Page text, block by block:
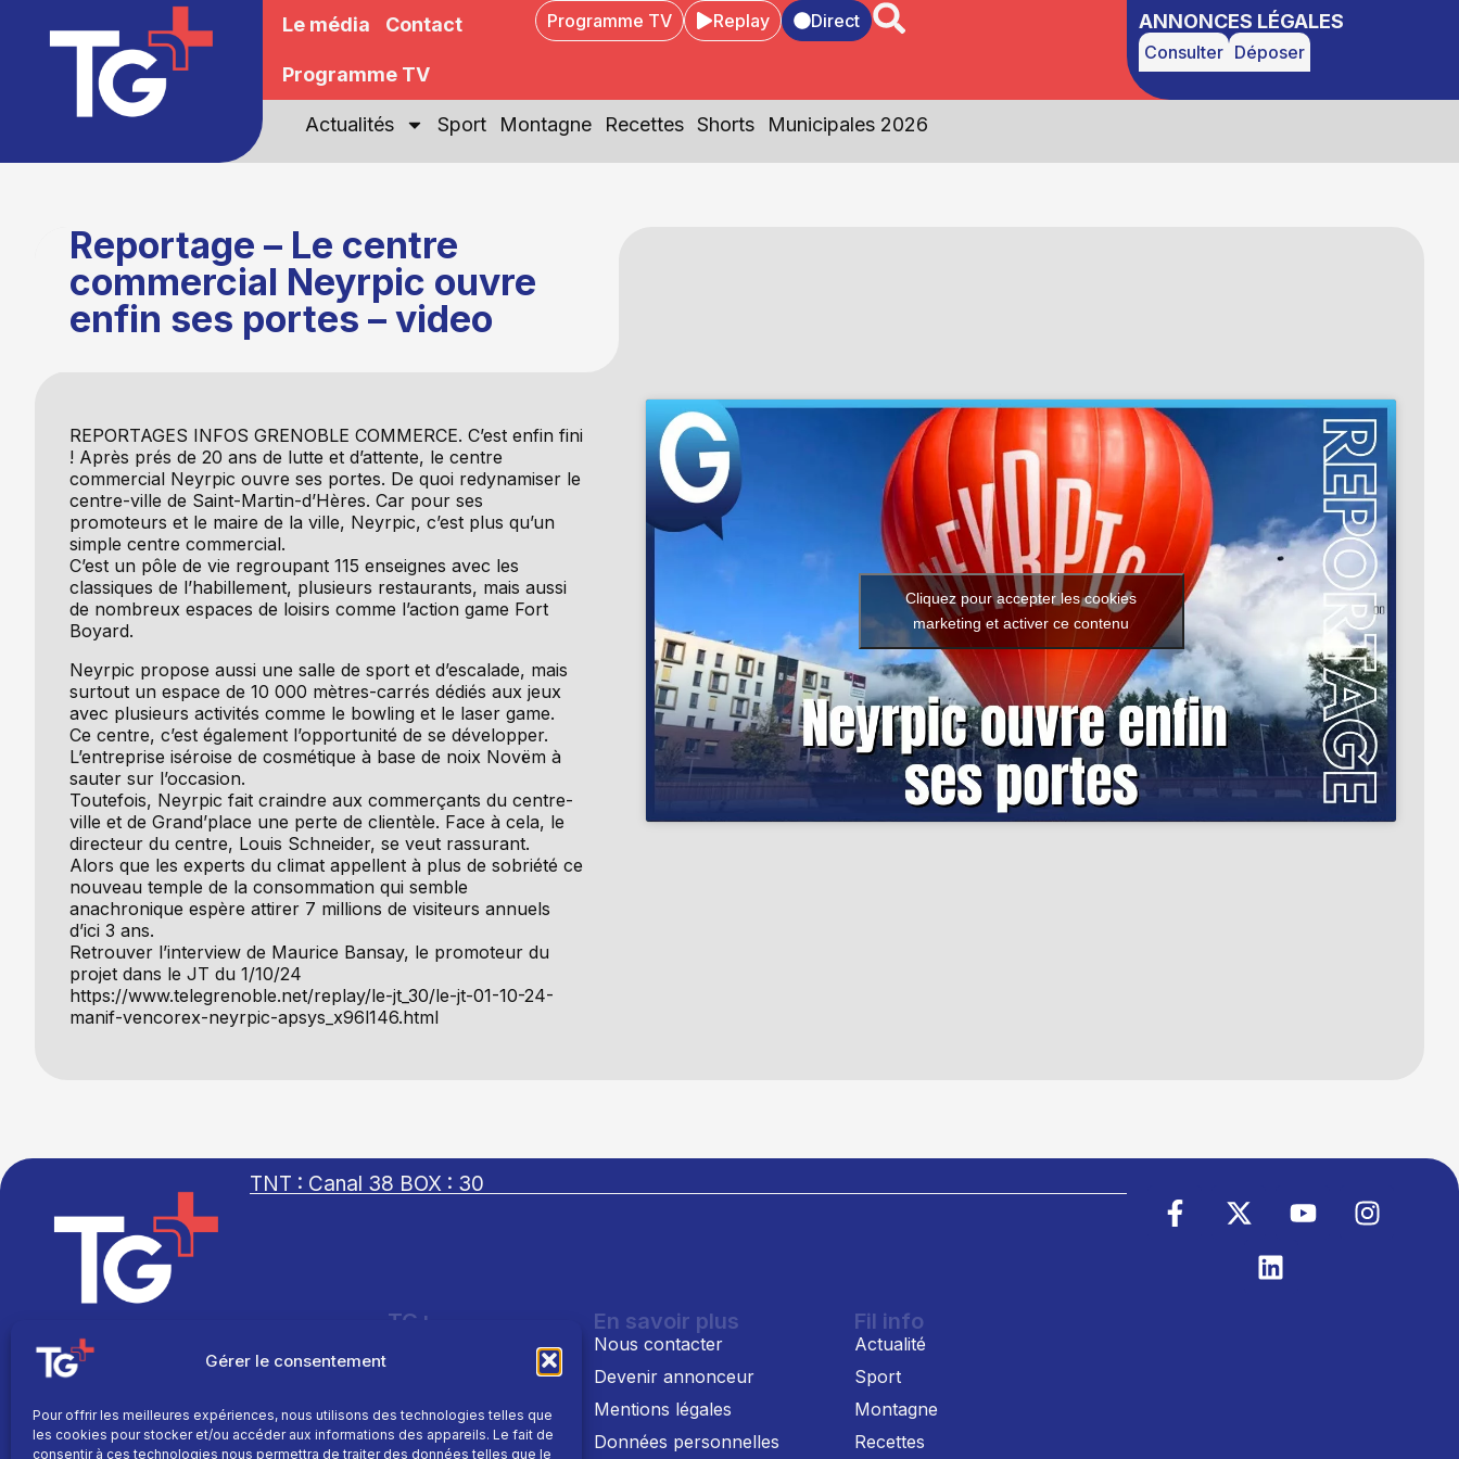
Gérer le consentement
Pour offrir les meilleures expériences, nous utilisons des technologies telles que
les cookies pour stocker et/ou accéder aux informations des appareils. Le fait de
consentir à ces technologies nous permettra de traiter des données telles que le
Le média Contact
Programme TV
Programme TV Replay Direct ANNONCES LÉGALES
Consulter Déposer
Actualités Sport Montagne Recettes Shorts Municipales 2026
Reportage – Le centre
commercial Neyrpic ouvre
enfin ses portes – video
REPORTAGES INFOS GRENOBLE COMMERCE. C’est enfin fini
! Après prés de 20 ans de lutte et d’attente, le centre
commercial Neyrpic ouvre ses portes. De quoi redynamiser le
centre-ville de Saint-Martin-d’Hères. Car pour ses
promoteurs et le maire de la ville, Neyrpic, c’est plus qu’un
simple centre commercial.
C’est un pôle de vie regroupant 115 enseignes avec les
classiques de l’habillement, plusieurs restaurants, mais aussi
de nombreux espaces de loisirs comme l’action game Fort
Boyard.
Neyrpic propose aussi une salle de sport et d’escalade, mais
surtout un espace de 10 000 mètres-carrés dédiés aux jeux
avec plusieurs activités comme le bowling et le laser game.
Ce centre, c’est également l’opportunité de se développer.
L’entreprise iséroise de cosmétique à base de noix Novëm à
sauter sur l’occasion.
Toutefois, Neyrpic fait craindre aux commerçants du centre-
ville et de Grand’place une perte de clientèle. Face à cela, le
directeur du centre, Louis Schneider, se veut rassurant.
Alors que les experts du climat appellent à plus de sobriété ce
nouveau temple de la consommation qui semble
anachronique espère attirer 7 millions de visiteurs annuels
d’ici 3 ans.
Retrouver l’interview de Maurice Bansay, le promoteur du
projet dans le JT du 1/10/24
https://www.telegrenoble.net/replay/le-jt_30/le-jt-01-10-24-
manif-vencorex-neyrpic-apsys_x96l146.html
Cliquez pour accepter les cookies
marketing et activer ce contenu
TNT : Canal 38 BOX : 30
Site réalisé par
L’agence Ailleurs
TG+
Direct
Programme TV
En savoir plus
Nous contacter
Devenir annonceur
Mentions légales
Données personnelles
Fil info
Actualité
Sport
Montagne
Recettes